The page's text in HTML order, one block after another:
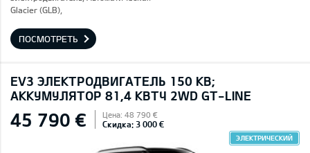
Glacier (GLB),
ПОСМОТРЕТЬ
EV3 ЭЛЕКТРОДВИГАТЕЛЬ 150 КВ;
AККУМУЛЯТОР 81,4 КВТЧ 2WD GT-LINE
45 790 € Цена: 48 790 €
Скидка: 3 000 €
ЭЛЕКТРИЧЕСКИЙ